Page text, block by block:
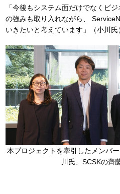
「今後もシステム面だけでなくビ
の強みも取り入れながら、
いきたいと考えています」（小川氏
本プロジェクトを牽引したメンバ
川氏、SCSKの齊